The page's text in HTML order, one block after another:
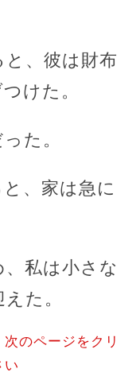
、彼は財布
けた。
た。
、家は急に
私は小さな
た。
のページをクリ
い